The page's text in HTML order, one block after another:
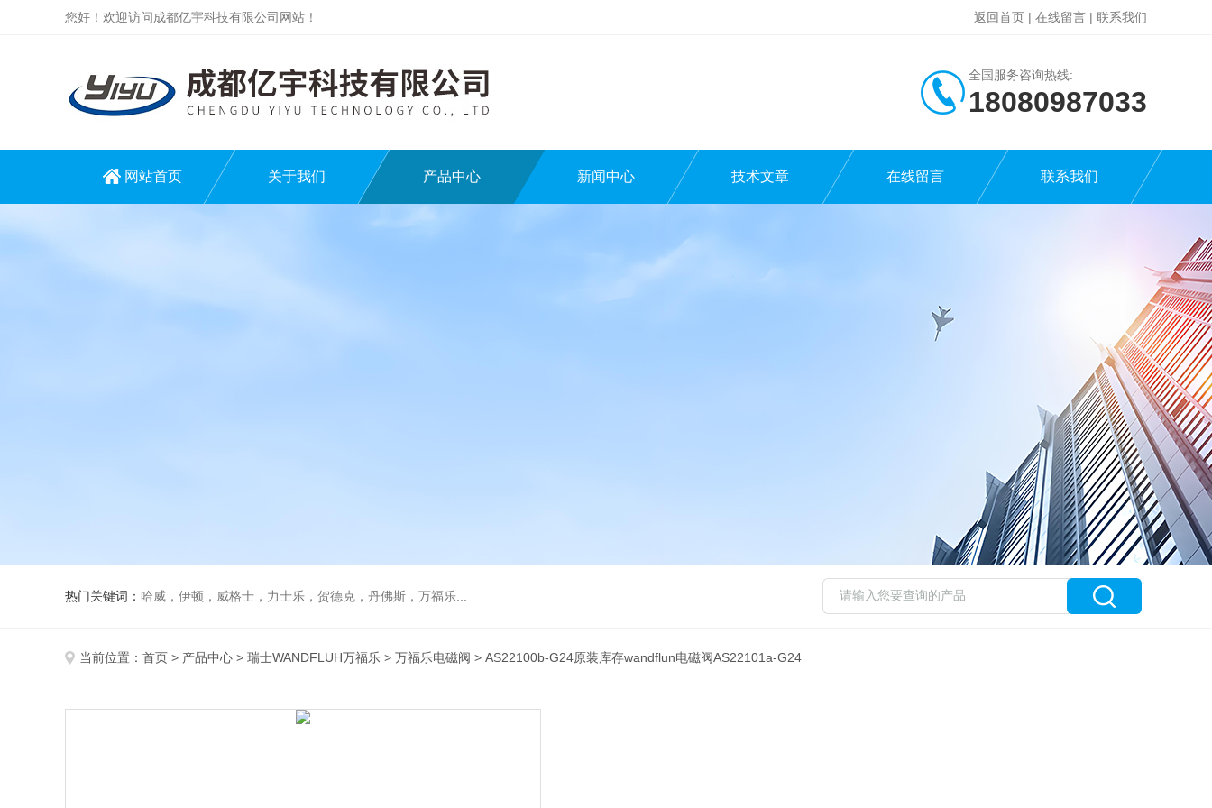
您好！欢迎访问成都亿宇科技有限公司网站！ 返回首页 | 在线留言 | 联系我们
全国服务咨询热线:
18080987033
网站首页 关于我们 产品中心 新闻中心 技术文章 在线留言 联系我们
热门关键词： 哈威，伊顿，威格士，力士乐，贺德克，丹佛斯，万福乐...
当前位置： 首页 > 产品中心 > 瑞士WANDFLUH万福乐 > 万福乐电磁阀 > AS22100b-G24原装库存wandflun电磁阀AS22101a-G24